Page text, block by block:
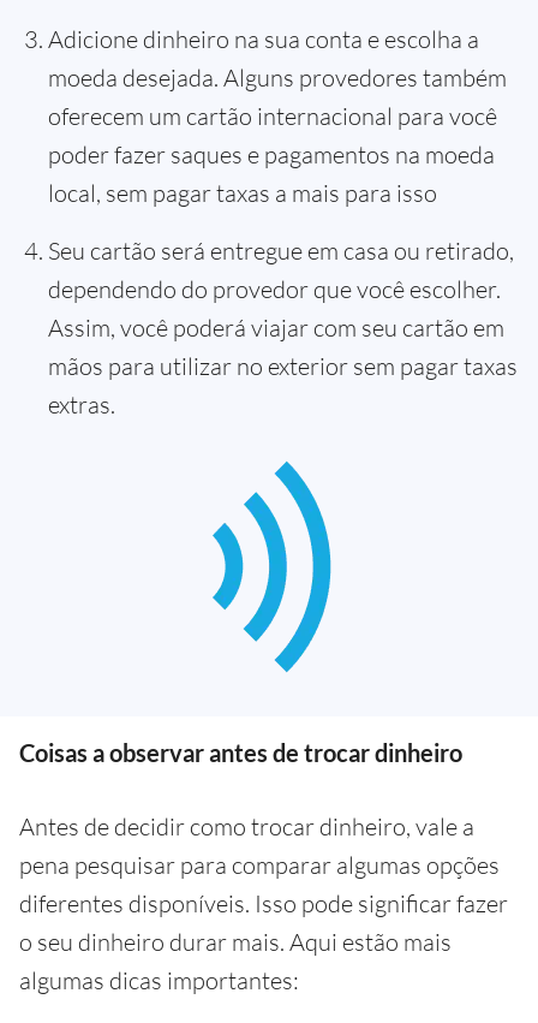
Adicione dinheiro na sua conta e escolha a
moeda desejada. Alguns provedores também
oferecem um cartão internacional para você
poder fazer saques e pagamentos na moeda
local, sem pagar taxas a mais para isso
Seu cartão será entregue em casa ou retirado,
dependendo do provedor que você escolher.
Assim, você poderá viajar com seu cartão em
mãos para utilizar no exterior sem pagar taxas
extras.
Coisas a observar antes de trocar dinheiro
Antes de decidir como trocar dinheiro, vale a
pena pesquisar para comparar algumas opções
diferentes disponíveis. Isso pode significar fazer
o seu dinheiro durar mais. Aqui estão mais
algumas dicas importantes: